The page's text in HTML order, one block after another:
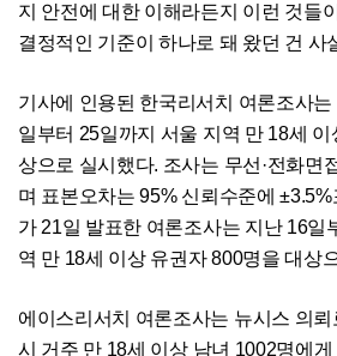
지 안전에 대한 이해라든지 이런 것들
결정적인 기준이 하나로 돼 왔던 건 사
기사에 인용된 한국리서치 여론조사
일부터 25일까지 서울 지역 만 18세 이
상으로 실시했다. 조사는 무선·전화면
며 표본오차는 95% 신뢰수준에 ±3.5%
가 21일 발표한 여론조사는 지난 16일
역 만 18세 이상 유권자 800명을 대상
에이스리서치 여론조사는 뉴시스 의
시 거주 만 18세 이상 남녀 1002명에